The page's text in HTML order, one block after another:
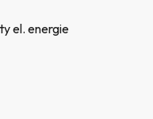
el. energie